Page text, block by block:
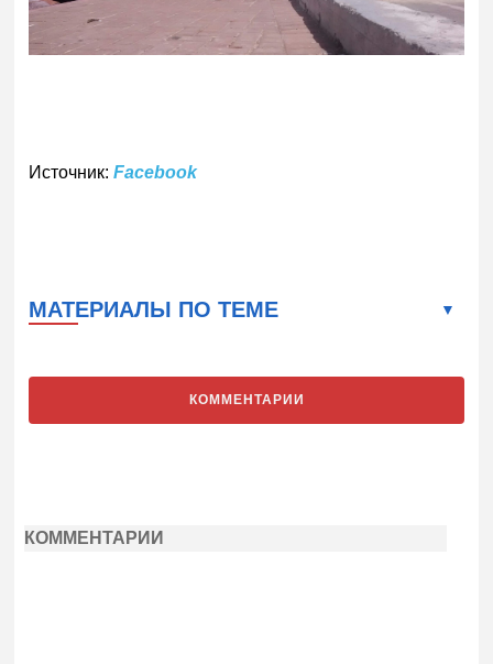
Источник: Facebook
МАТЕРИАЛЫ ПО ТЕМЕ
КОММЕНТАРИИ
КОММЕНТАРИИ